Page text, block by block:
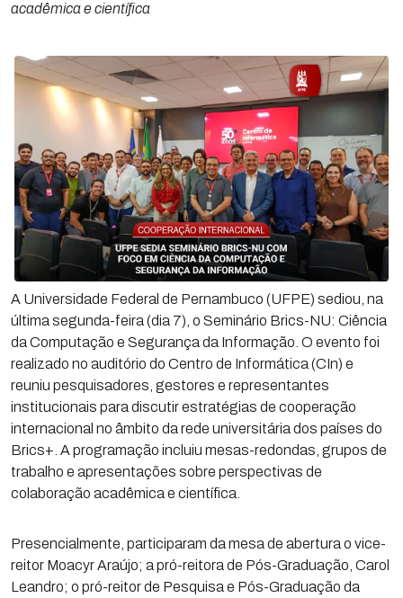
acadêmica e científica
A Universidade Federal de Pernambuco (UFPE) sediou, na
última segunda-feira (dia 7), o Seminário Brics-NU: Ciência
da Computação e Segurança da Informação. O evento foi
realizado no auditório do Centro de Informática (CIn) e
reuniu pesquisadores, gestores e representantes
institucionais para discutir estratégias de cooperação
internacional no âmbito da rede universitária dos países do
Brics+. A programação incluiu mesas-redondas, grupos de
trabalho e apresentações sobre perspectivas de
colaboração acadêmica e científica.
Presencialmente, participaram da mesa de abertura o vice-
reitor Moacyr Araújo; a pró-reitora de Pós-Graduação, Carol
Leandro; o pró-reitor de Pesquisa e Pós-Graduação da